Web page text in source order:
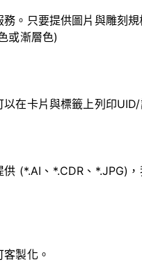
。只要提供圖片與雕刻
或漸層色)
在卡片與標籤上列印
(*.AI、*.CDR、*.JPG)
製化。